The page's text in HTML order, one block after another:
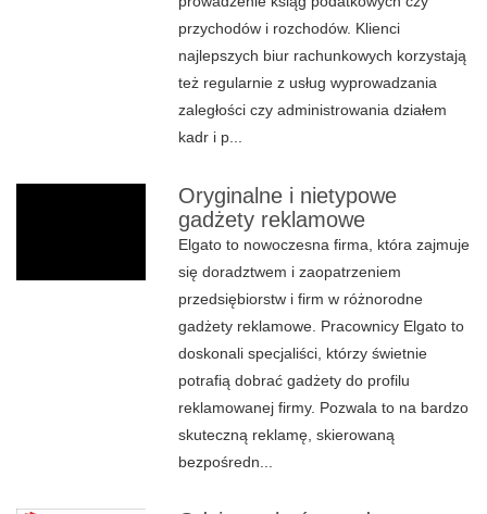
przychodów i rozchodów. Klienci
najlepszych biur rachunkowych korzystają
też regularnie z usług wyprowadzania
zaległości czy administrowania działem
kadr i p...
Oryginalne i nietypowe
gadżety reklamowe
Elgato to nowoczesna firma, która zajmuje
się doradztwem i zaopatrzeniem
przedsiębiorstw i firm w różnorodne
gadżety reklamowe. Pracownicy Elgato to
doskonali specjaliści, którzy świetnie
potrafią dobrać gadżety do profilu
reklamowanej firmy. Pozwala to na bardzo
skuteczną reklamę, skierowaną
bezpośredn...